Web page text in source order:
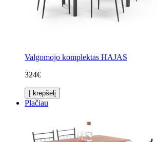
Valgomojo komplektas HAJAS
324€
Į krepšelį
Plačiau